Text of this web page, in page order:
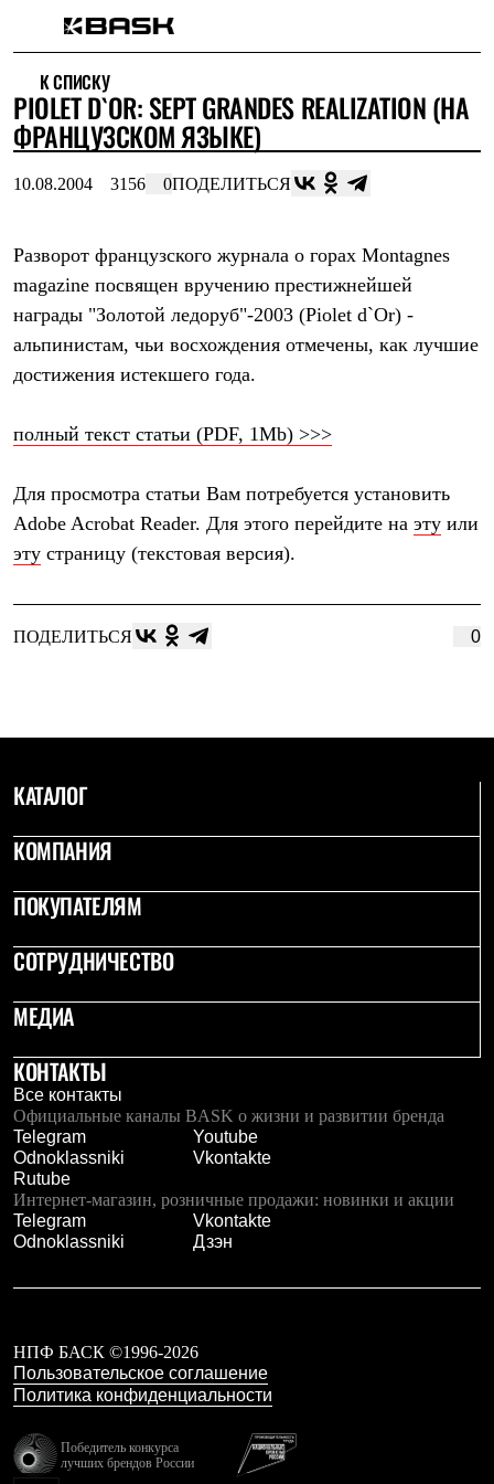
Интернет-магазин
Мужская одежда
Утепленная пухом
Куртки
Жилеты
Куртки
Штормовая одежда
Куртки
Софтшелл одежда
Куртки
Куртки
Термобелье
Теплое термобелье
Среднее термобелье
Легкое термобелье
Футболки
Рубашки
Толстовки
Утепленная пухом
Жилеты
Куртки
Брюки
Куртки
Софтшелл одежда
Куртки
Брюки
Рубашки
Футболки
Брюки
Термобелье
Теплое термобелье
Среднее термобелье
Легкое термобелье
Флисовая одежда
Куртки
Брюки
Детская одежда
Утепленная синтетикой
Комбинезоны
Куртки
Брюки
Футболки
Толстовки
К СПИСКУ
PIOLET D`OR: SEPT GRANDES REALIZATION (НА
ФРАНЦУЗСКОМ ЯЗЫКЕ)
10.08.2004 3156 0ПОДЕЛИТЬСЯ
Разворот французского журнала о горах Montagnes
magazine посвящен вручению престижнейшей
награды "Золотой ледоруб"-2003 (Piolet d`Or) -
альпинистам, чьи восхождения отмечены, как лучшие
достижения истекшего года.
полный текст статьи (PDF, 1Mb) >>>
Для просмотра статьи Вам потребуется установить
Adobe Acrobat Reader. Для этого перейдите на эту или
эту страницу (текстовая версия).
ПОДЕЛИТЬСЯ 0
КАТАЛОГ
КОМПАНИЯ
ПОКУПАТЕЛЯМ
СОТРУДНИЧЕСТВО
МЕДИА
КОНТАКТЫ
Все контакты
Официальные каналы BASK о жизни и развитии бренда
Telegram
Youtube
Odnoklassniki
Vkontakte
Rutube
Интернет-магазин, розничные продажи: новинки и акции
Telegram
Vkontakte
Odnoklassniki
Дзэн
НПФ БАСК ©1996-2026
Пользовательское соглашение
Политика конфиденциальности
Победитель конкурса
лучших брендов России